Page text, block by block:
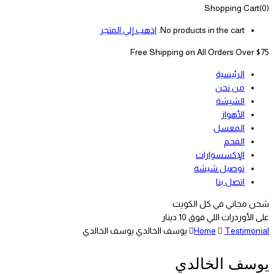
Shopping Cart(0)
No products in the cart. اذهب إلي المتجر
Free Shipping on All Orders Over $75
الرئيسية
من نحن
الشيشة
الأهواز
المعسل
الفحم
الإكسسوارات
توصيل شيشة
اتصل بنا
شحن مجاني في كل الكويت
على الأوردرات اللي فوق 10 دينار
Home
Testimonial يوسف الخالدي يوسف الخالدي
يوسف الخالدي